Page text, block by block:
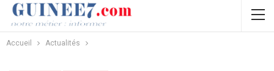
Accueil Actualités